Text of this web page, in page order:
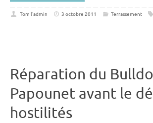
Tom l'admin 3 octobre 2011 Terrassement
Réparation du
Papounet avant le
hostilités